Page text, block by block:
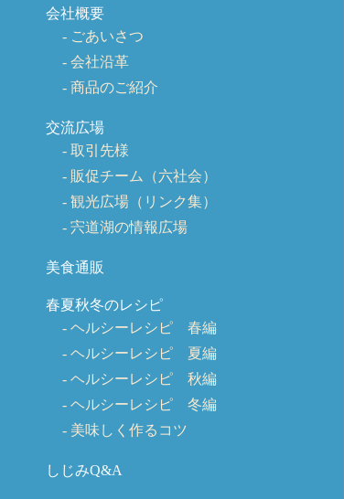
会社概要
ごあいさつ
会社沿革
商品のご紹介
交流広場
取引先様
販促チーム（六社会）
観光広場（リンク集）
宍道湖の情報広場
美食通販
春夏秋冬のレシピ
ヘルシーレシピ 春編
ヘルシーレシピ 夏編
ヘルシーレシピ 秋編
ヘルシーレシピ 冬編
美味しく作るコツ
しじみQ&A